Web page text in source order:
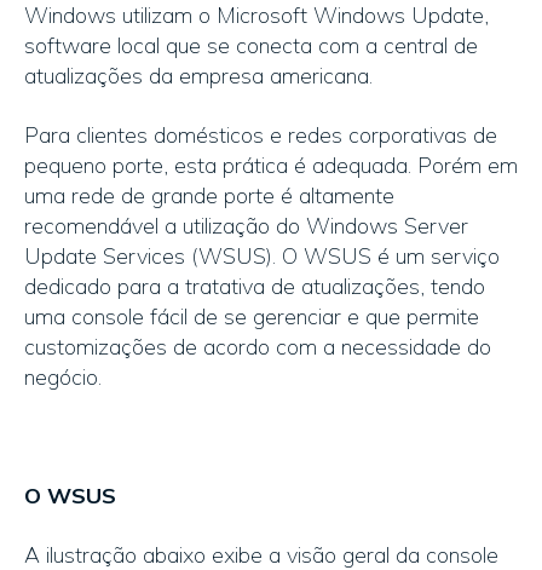
Windows utilizam o Microsoft Windows Update,
software local que se conecta com a central de
atualizações da empresa americana.
Para clientes domésticos e redes corporativas de
pequeno porte, esta prática é adequada. Porém em
uma rede de grande porte é altamente
recomendável a utilização do Windows Server
Update Services (WSUS). O WSUS é um serviço
dedicado para a tratativa de atualizações, tendo
uma console fácil de se gerenciar e que permite
customizações de acordo com a necessidade do
negócio.
O WSUS
A ilustração abaixo exibe a visão geral da console